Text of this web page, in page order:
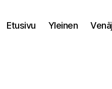
Etusivu Yleinen